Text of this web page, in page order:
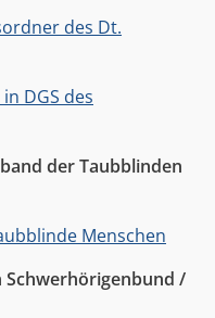
des Dt.
DGS des
der Taubblinden
Menschen
/